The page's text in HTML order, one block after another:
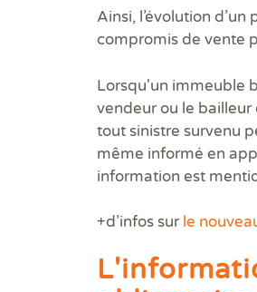
Ainsi, l’évolution
compromis de vente
Lorsqu'un immeuble
vendeur ou le
tout sinistre survenu
même informé en
information est
+d’infos surle